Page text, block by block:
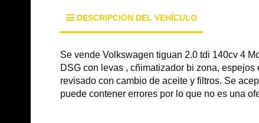
DESCRIPCIÓN DEL VEHÍCULO
Se vende Volkswagen tiguan 2.0 tdi 140cv 4
DSG con levas , cñimatizador bi zona,
revisado con cambio de aceite y filtros. Se
puede contener errores por lo que no es una